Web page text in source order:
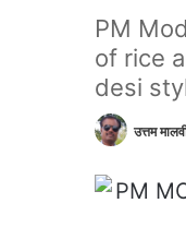
PM
of rice
desi
उत्तम